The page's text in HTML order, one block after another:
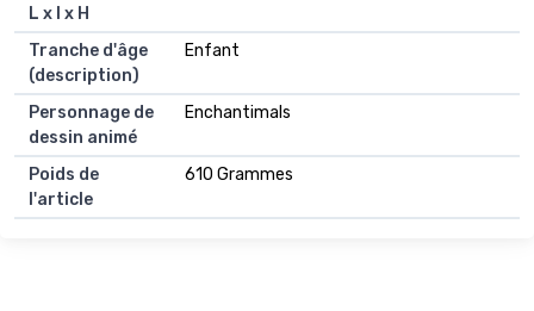
L x l x H
Tranche d'âge
(description)
Enfant
Personnage de
dessin animé
Enchantimals
Poids de
l'article
610 Grammes